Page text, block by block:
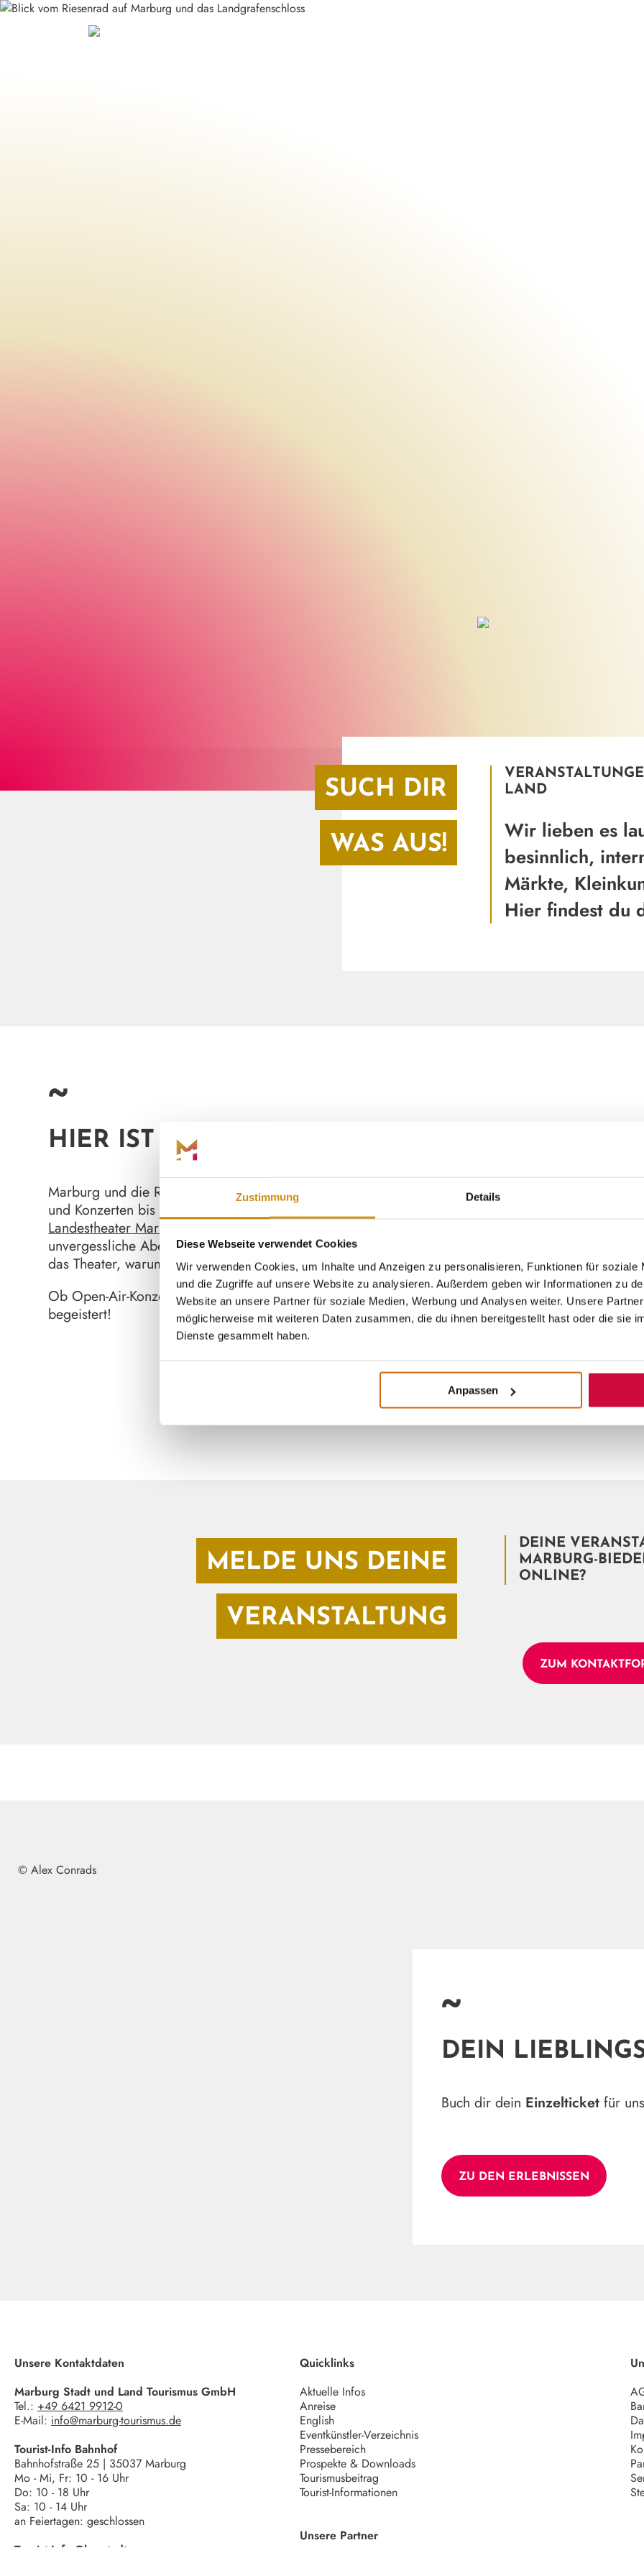
Zustimmung Details
Diese Webseite verwendet Cookies
Wir verwenden Cookies, um Inhalte und Anzeigen zu personalisieren, Funktionen für soziale
und die Zugriffe auf unsere Website zu analysieren. Außerdem geben wir Informationen zu
Website an unsere Partner für soziale Medien, Werbung und Analysen weiter. Unsere
möglicherweise mit weiteren Daten zusammen, die du ihnen bereitgestellt hast oder die sie
Dienste gesammelt haben.
Anpassen
SUCH DIR
WAS AUS!
LAND
Wir lieben es
besinnlich,
Märkte,
Hier findest du
~
HIER IST WAS LOS!
Marburg und die Region bieten dir das ganze Jahr über tolle Veranstaltungen – von Stadtfesten
und Konzerten bis hin zu Märkten und Festivals. Ein besonderes Highlight ist das
Landestheater Marburg
unvergessliche Abende sorgt. Als frisch gekrönter Gewinner des Theaterpreises des Bundes zeigt
das Theater, warum es zu den besten in Deutschland gehört.
Ob Open-Air-Konzerte, Theaterabende oder gemütliche Märkte – hier ist immer etwas los, was dich
begeistert!
MELDE UNS DEINE
VERANSTALTUNG
DEINE
MARBURG-
ONLINE?
ZUM
© Alex Conrads
~
DEIN
Buch dir dein Einzelticketfür
ZU DEN ERLEBNISSEN
Unsere Kontaktdaten
Marburg Stadt und Land Tourismus GmbH
Tel.: +49 6421 9912-0
E-Mail: info@marburg-tourismus.de
Tourist-Info Bahnhof
Bahnhofstraße 25 | 35037 Marburg
Mo - Mi, Fr: 10 - 16 Uhr
Do: 10 - 18 Uhr
Sa: 10 - 14 Uhr
an Feiertagen: geschlossen
Tourist-Info Oberstadt
Quicklinks
Aktuelle Infos
Anreise
English
Eventkünstler-Verzeichnis
Pressebereich
Prospekte & Downloads
Tourismusbeitrag
Tourist-Informationen
Unsere Partner